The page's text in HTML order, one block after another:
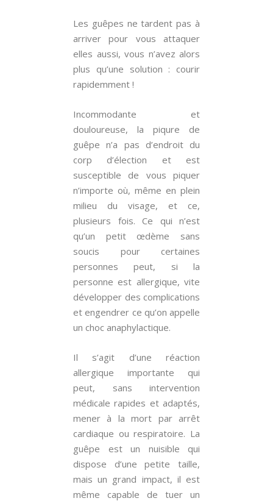
Les guêpes ne tardent pas à
arriver pour vous attaquer
elles aussi, vous n’avez alors
plus qu’une solution : courir
rapidemment !
Incommodante et
douloureuse, la piqure de
guêpe n’a pas d’endroit du
corp d’élection et est
susceptible de vous piquer
n’importe où, même en plein
milieu du visage, et ce,
plusieurs fois. Ce qui n’est
qu’un petit œdème sans
soucis pour certaines
personnes peut, si la
personne est allergique, vite
développer des complications
et engendrer ce qu’on appelle
un choc anaphylactique.
Il s’agit d’une réaction
allergique importante qui
peut, sans intervention
médicale rapides et adaptés,
mener à la mort par arrêt
cardiaque ou respiratoire. La
guêpe est un nuisible qui
dispose d’une petite taille,
mais un grand impact, il est
même capable de tuer un